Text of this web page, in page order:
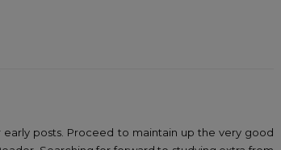
posts. Proceed to maintain up the very good